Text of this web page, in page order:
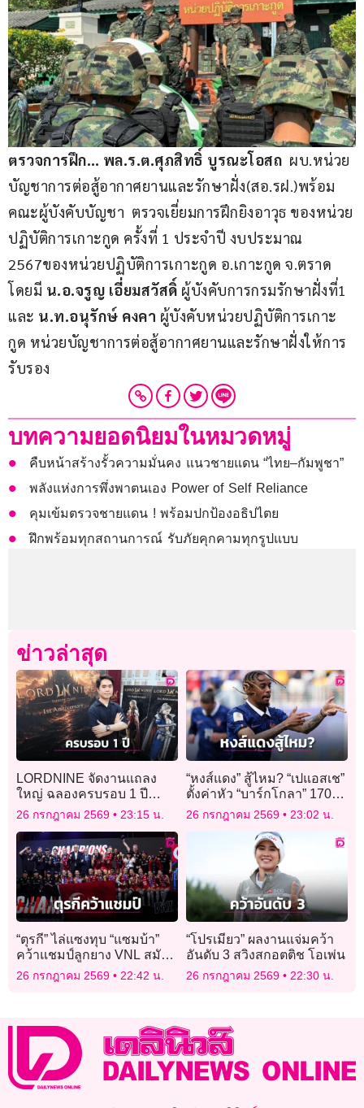
ตรวจการฝึก… พล.ร.ต.ศุภสิทธิ์ บูรณะโอสถ ผบ.หน่วย
บัญชาการต่อสู้อากาศยานและรักษาฝั่ง(สอ.รฝ.)พร้อม
คณะผู้บังคับบัญชา  ตรวจเยี่ยมการฝึกยิงอาวุธ ของหน่วย
ปฏิบัติการเกาะกูด ครั้งที่ 1 ประจำปี งบประมาณ
2567ของหน่วยปฏิบัติการเกาะกูด อ.เกาะกูด จ.ตราด
โดยมี น.อ.จรูญ เอี่ยมสวัสดิ์ ผู้บังคับการกรมรักษาฝั่งที่1
และ น.ท.อนุรักษ์ คงคา ผู้บังคับหน่วยปฏิบัติการเกาะ
กูด หน่วยบัญชาการต่อสู้อากาศยานและรักษาฝั่งให้การ
รับรอง
บทความยอดนิยมในหมวดหมู่
คืบหน้าสร้างรั้วความมั่นคง แนวชายแดน “ไทย–กัมพูชา”
พลังแห่งการพึ่งพาตนเอง Power of Self Reliance
คุมเข้มตรวจชายแดน ! พร้อมปกป้องอธิปไตย
ฝึกพร้อมทุกสถานการณ์ รับภัยคุกคามทุกรูปแบบ
ข่าวล่าสุด
LORDNINE จัดงานแถลง
ใหญ่ ฉลองครบรอบ 1 ปี
พร้อมเปิดตัวเซิร์ฟฯ ใหม่
“Helena”
26 กรกฎาคม 2569 23:15 น.
“หงส์แดง” สู้ไหม? “เปแอสเช”
ตั้งค่าหัว “บาร์กโกลา” 170
ล้านยูโร
26 กรกฎาคม 2569 23:02 น.
“ตุรกี” ไล่แซงทุบ “แซมบ้า”
คว้าแชมป์ลูกยาง VNL สมัย
2
26 กรกฎาคม 2569 22:42 น.
“โปรเมียว” ผลงานแจ่มคว้า
อันดับ 3 สวิงสกอตติช โอเพ่น
26 กรกฎาคม 2569 22:30 น.